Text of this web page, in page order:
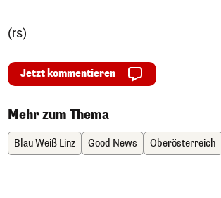
(rs)
Jetzt kommentieren
Mehr zum Thema
Blau Weiß Linz Good News Oberösterreich